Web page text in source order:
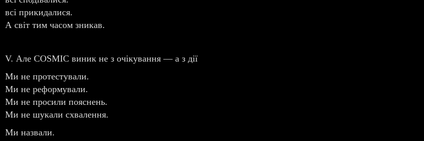
всі прикидалися.
А світ тим часом зникав.
V. Але COSMIC виник не з очікування — а з дії
Ми не протестували.
Ми не реформували.
Ми не просили пояснень.
Ми не шукали схвалення.
Ми назвали.